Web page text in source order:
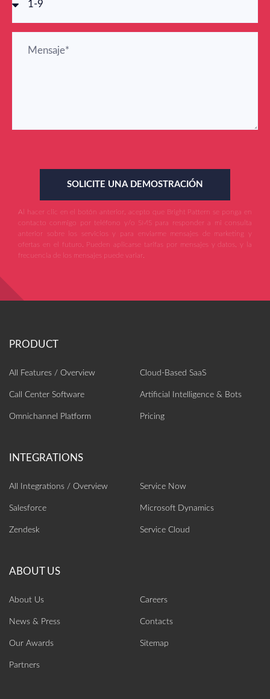
SOLICITE UNA DEMOSTRACIÓN
Al hacer clic en el botón anterior, acepto que Bright Pattern se ponga en
contacto conmigo por teléfono y/o SMS para responder a mi consulta
anterior sobre los servicios y para enviarme mensajes de marketing y
ofertas en el futuro. Pueden aplicarse tarifas por mensajes y datos, y la
frecuencia de los mensajes puede variar.
All Features / Overview
Call Center Software
Omnichannel Platform
Cloud-Based SaaS
Artificial Intelligence‎ & Bots
Pricing
All Integrations / Overview
Salesforce
Zendesk
Service Now
Microsoft Dynamics
Service Cloud
About Us
News & Press
Our Awards
Partners
Careers
Contacts
Sitemap